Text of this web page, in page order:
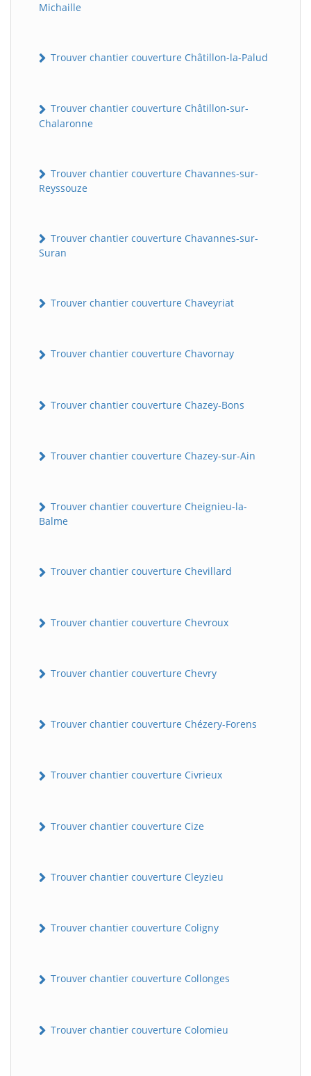
Michaille
Trouver chantier couverture Châtillon-la-Palud
Trouver chantier couverture Châtillon-sur-
Chalaronne
Trouver chantier couverture Chavannes-sur-
Reyssouze
Trouver chantier couverture Chavannes-sur-
Suran
Trouver chantier couverture Chaveyriat
Trouver chantier couverture Chavornay
Trouver chantier couverture Chazey-Bons
Trouver chantier couverture Chazey-sur-Ain
Trouver chantier couverture Cheignieu-la-
Balme
Trouver chantier couverture Chevillard
Trouver chantier couverture Chevroux
Trouver chantier couverture Chevry
Trouver chantier couverture Chézery-Forens
Trouver chantier couverture Civrieux
Trouver chantier couverture Cize
Trouver chantier couverture Cleyzieu
Trouver chantier couverture Coligny
Trouver chantier couverture Collonges
Trouver chantier couverture Colomieu
BatiWebPro